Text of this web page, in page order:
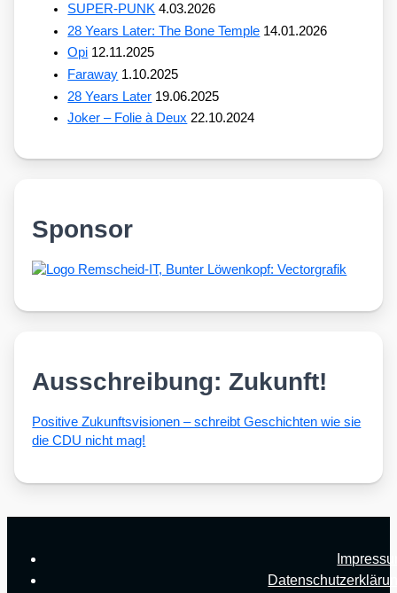
SUPER-PUNK 4.03.2026
28 Years Later: The Bone Temple 14.01.2026
Opi 12.11.2025
Faraway 1.10.2025
28 Years Later 19.06.2025
Joker – Folie à Deux 22.10.2024
Sponsor
Ausschreibung: Zukunft!
Posi­ti­ve Zukunfts­vi­sio­nen – schreibt Geschich­ten wie sie
die CDU nicht mag!